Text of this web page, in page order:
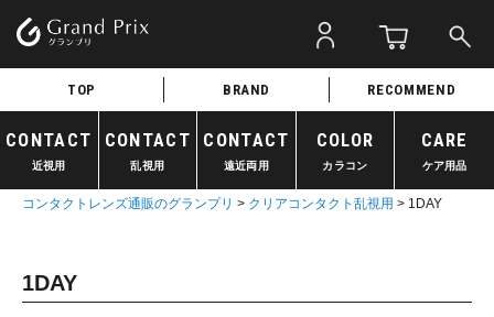
TOP BRAND RECOMMEND
CONTACT
近視用
CONTACT
乱視用
CONTACT
遠近両用
COLOR
カラコン
CARE
ケア用品
コンタクトレンズ通販のグランプリ クリアコンタクト乱視用 1DAY
1DAY